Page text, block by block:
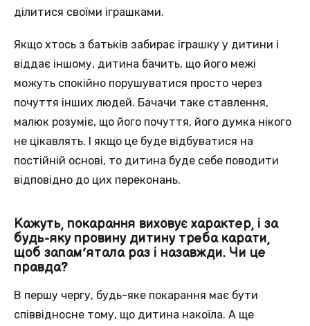
ділитися своїми іграшками.
Якщо хтось з батьків забирає іграшку у дитини і
віддає іншому, дитина бачить, що його межі
можуть спокійно порушуватися просто через
почуття інших людей. Бачачи таке ставлення,
малюк розуміє, що його почуття, його думка нікого
не цікавлять. І якщо це буде відбуватися на
постійній основі, то дитина буде себе поводити
відповідно до цих переконань.
Кажуть, покарання виховує характер, і за
будь-яку провину дитину треба карати,
щоб запам’ятала раз і назавжди. Чи це
правда?
В першу чергу, будь-яке покарання має бути
співвідносне тому, що дитина накоїла. А ще